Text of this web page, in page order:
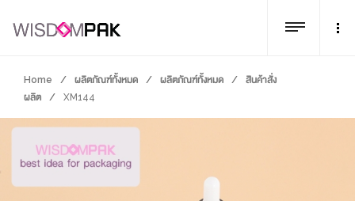
Home / ผลิตภัณฑ์ทั้งหมด / ผลิตภัณฑ์ทั้งหมด /
สินค้าสั่ง
ผลิต
/ XM144